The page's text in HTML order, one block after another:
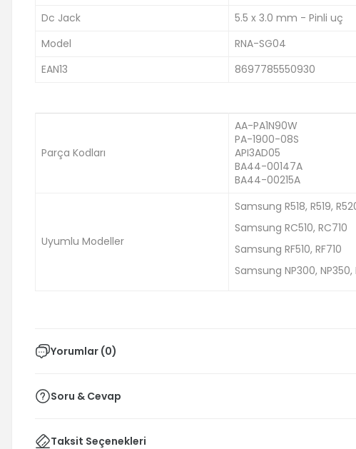
Dc Jack
5.5 x 3.0 mm - Pinli uç
Model
RNA-SG04
EAN13
8697785550930
Parça Kodları
AA-PA1N90W
PA-1900-08S
API3AD05
BA44-00147A
BA44-00215A
Uyumlu Modeller
Samsung R518, R519,
Samsung RC510, RC710
Samsung RF510, RF710
Samsung NP300, NP350,
Yorumlar (0)
Soru & Cevap
Taksit Seçenekleri